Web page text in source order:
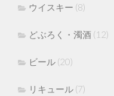
ウイスキー (8)
どぶろく・濁酒 (12)
ビール (20)
リキュール (7)